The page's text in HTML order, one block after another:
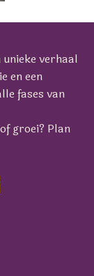
verhaal
en een
fases van
groei? Plan